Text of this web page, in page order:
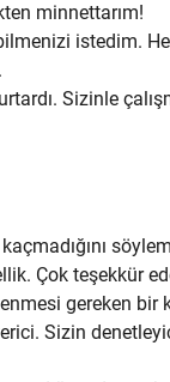
minnettarım!
istedim.
Sizinle
Çok teşekkür
gereken
Sizin